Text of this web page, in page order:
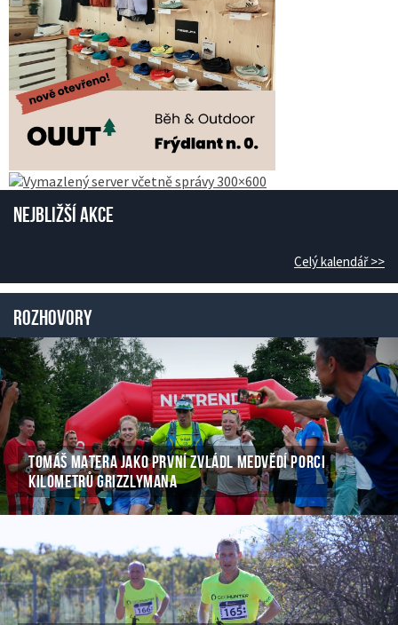
Nejbližší akce
Celý kalendář >>
Rozhovory
TOMÁŠ MATERA JAKO PRVNÍ ZVLÁDL MEDVĚDÍ PORCI
KILOMETRŮ GRIZZLYMANA